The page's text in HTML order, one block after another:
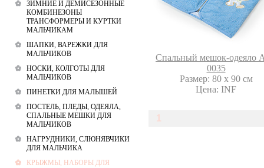
Спальный мешок-одеяло
0035
Размер: 80 х 90 см
Цена: INF
1
ЗИМНИЕ И ДЕМИСЕЗОННЫЕ
КОМБИНЕЗОНЫ
ТРАНСФОРМЕРЫ И КУРТКИ
МАЛЬЧИКАМ
ШАПКИ, ВАРЕЖКИ ДЛЯ
МАЛЬЧИКОВ
НОСКИ, КОЛГОТЫ ДЛЯ
МАЛЬЧИКОВ
ПИНЕТКИ ДЛЯ МАЛЫШЕЙ
ПОСТЕЛЬ, ПЛЕДЫ, ОДЕЯЛА,
СПАЛЬНЫЕ МЕШКИ ДЛЯ
МАЛЬЧИКОВ
НАГРУДНИКИ, СЛЮНЯВЧИКИ
ДЛЯ МАЛЬЧИКА
КРЫЖМЫ, НАБОРЫ ДЛЯ